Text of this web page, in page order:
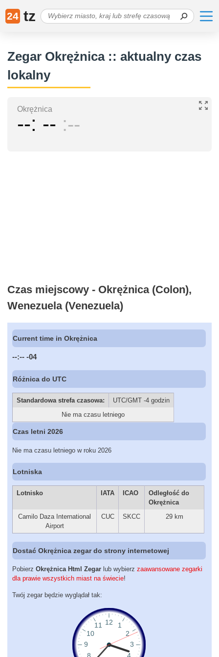
24 tz
Zegar Okrężnica :: aktualny czas
lokalny
Okrężnica
-- -- --
Czas miejscowy - Okrężnica (Colon),
Wenezuela (Venezuela)
Current time in Okrężnica
--:-- -04
Różnica do UTC
Standardowa strefa czasowa:
UTC/GMT -4 godzin
Nie ma czasu letniego
Czas letni 2026
Nie ma czasu letniego w roku 2026
Lotniska
Lotnisko IATA ICAO
Odległość do
Okrężnica
Camilo Daza International
Airport
CUC SKCC 29 km
Dostać Okrężnica zegar do strony internetowej
Pobierz Okrężnica Html Zegar lub wybierz zaawansowane zegarki
dla prawie wszystkich miast na świecie!
Twój zegar będzie wyglądał tak: